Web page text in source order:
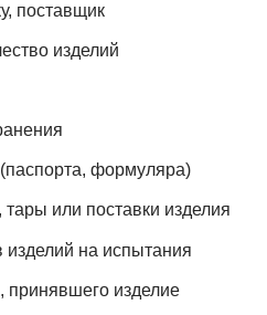
поставщик
изделий
формуляра)
или поставки изделия
изделий на испытания
принявшего изделие